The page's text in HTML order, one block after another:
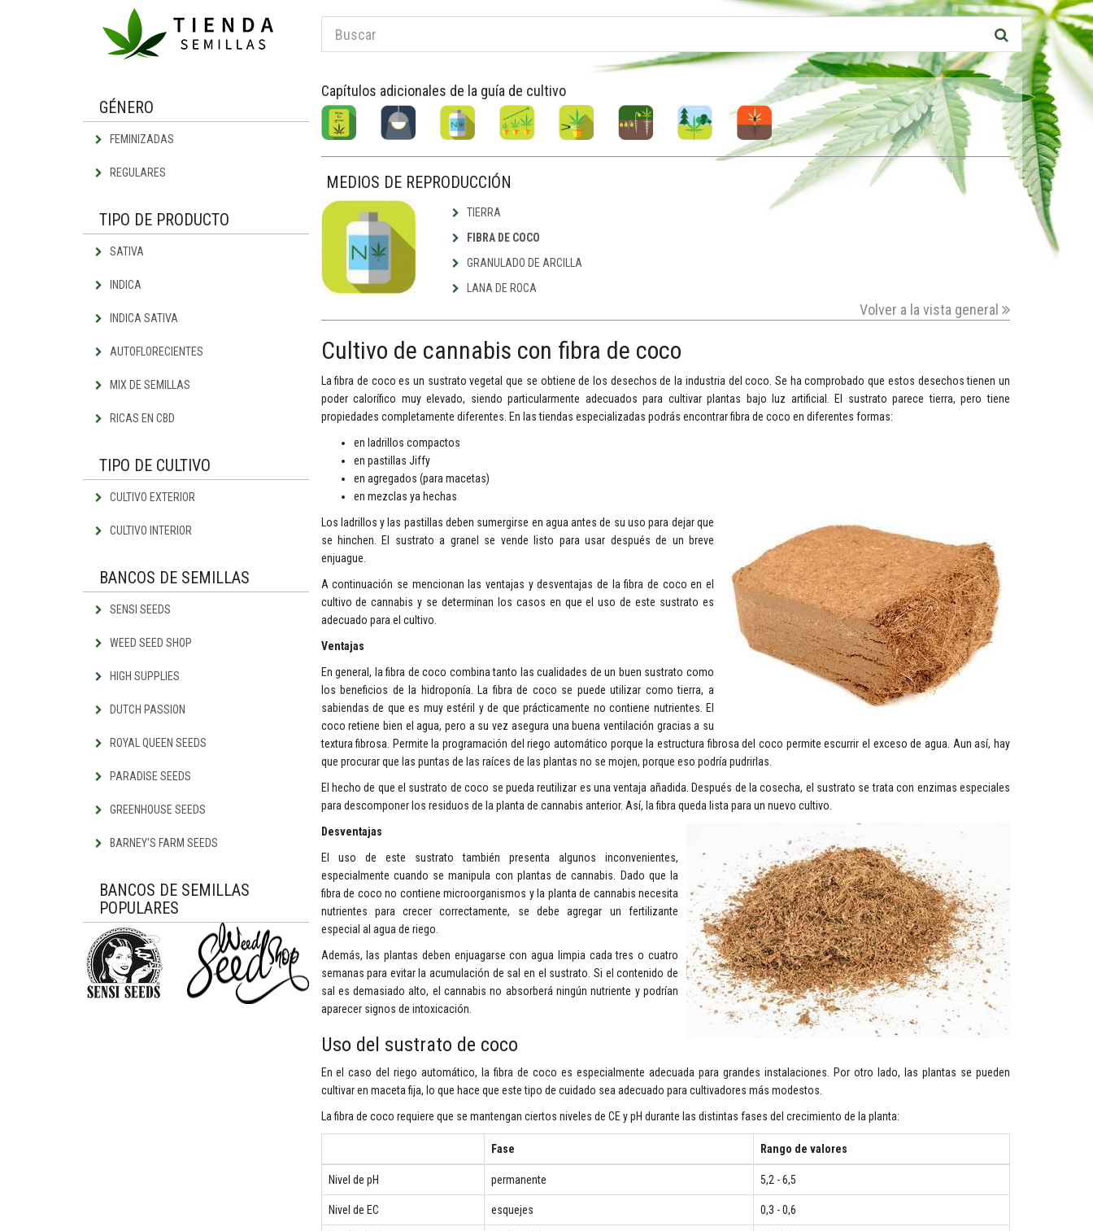
GÉNERO
FEMINIZADAS
REGULARES
TIPO DE PRODUCTO
SATIVA
INDICA
INDICA SATIVA
AUTOFLORECIENTES
MIX DE SEMILLAS
RICAS EN CBD
TIPO DE CULTIVO
CULTIVO EXTERIOR
CULTIVO INTERIOR
BANCOS DE SEMILLAS
SENSI SEEDS
WEED SEED SHOP
HIGH SUPPLIES
DUTCH PASSION
ROYAL QUEEN SEEDS
PARADISE SEEDS
GREENHOUSE SEEDS
BARNEY'S FARM SEEDS
BANCOS DE SEMILLAS
POPULARES
Capítulos adicionales de la guía de cultivo
MEDIOS DE REPRODUCCIÓN
TIERRA
FIBRA DE COCO
GRANULADO DE ARCILLA
LANA DE ROCA
Volver a la vista general
Cultivo de cannabis con fibra de coco
La fibra de coco es un sustrato vegetal que se obtiene de los desechos de la industria del coco. Se ha comprobado que estos desechos tienen un
poder calorífico muy elevado, siendo particularmente adecuados para cultivar plantas bajo luz artificial. El sustrato parece tierra, pero tiene
propiedades completamente diferentes. En las tiendas especializadas podrás encontrar fibra de coco en diferentes formas:
en ladrillos compactos
en pastillas Jiffy
en agregados (para macetas)
en mezclas ya hechas
Los ladrillos y las pastillas deben sumergirse en agua antes de su uso para dejar que
se hinchen. El sustrato a granel se vende listo para usar después de un breve
enjuague.
A continuación se mencionan las ventajas y desventajas de la fibra de coco en el
cultivo de cannabis y se determinan los casos en que el uso de este sustrato es
adecuado para el cultivo.
Ventajas
En general, la fibra de coco combina tanto las cualidades de un buen sustrato como
los beneficios de la hidroponía. La fibra de coco se puede utilizar como tierra, a
sabiendas de que es muy estéril y de que prácticamente no contiene nutrientes. El
coco retiene bien el agua, pero a su vez asegura una buena ventilación gracias a su
textura fibrosa. Permite la programación del riego automático porque la estructura fibrosa del coco permite escurrir el exceso de agua. Aun así, hay
que procurar que las puntas de las raíces de las plantas no se mojen, porque eso podría pudrirlas.
El hecho de que el sustrato de coco se pueda reutilizar es una ventaja añadida. Después de la cosecha, el sustrato se trata con enzimas especiales
para descomponer los residuos de la planta de cannabis anterior. Así, la fibra queda lista para un nuevo cultivo.
Desventajas
El uso de este sustrato también presenta algunos inconvenientes,
especialmente cuando se manipula con plantas de cannabis. Dado que la
fibra de coco no contiene microorganismos y la planta de cannabis necesita
nutrientes para crecer correctamente, se debe agregar un fertilizante
especial al agua de riego.
Además, las plantas deben enjuagarse con agua limpia cada tres o cuatro
semanas para evitar la acumulación de sal en el sustrato. Si el contenido de
sal es demasiado alto, el cannabis no absorberá ningún nutriente y podrían
aparecer signos de intoxicación.
Uso del sustrato de coco
En el caso del riego automático, la fibra de coco es especialmente adecuada para grandes instalaciones. Por otro lado, las plantas se pueden
cultivar en maceta fija, lo que hace que este tipo de cuidado sea adecuado para cultivadores más modestos.
La fibra de coco requiere que se mantengan ciertos niveles de CE y pH durante las distintas fases del crecimiento de la planta:
Fase Rango de valores
Nivel de pH permanente 5,2 - 6,5
Nivel de EC esquejes 0,3 - 0,6